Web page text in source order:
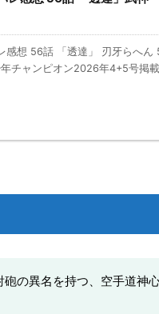
感想 56話 「透達」 刃牙らへ
チャンピオン2026年4+5号掲
の異名を持つ、空手道神